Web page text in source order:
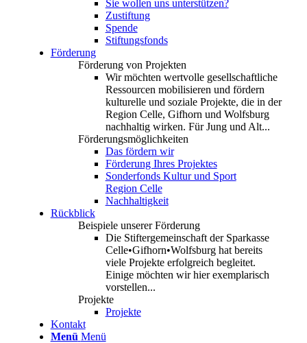
Sie wollen uns unterstützen?
Zustiftung
Spende
Stiftungsfonds
Förderung
Förderung von Projekten
Wir möchten wertvolle gesellschaftliche
Ressourcen mobilisieren und fördern
kulturelle und soziale Projekte, die in der
Region Celle, Gifhorn und Wolfsburg
nachhaltig wirken. Für Jung und Alt...
Förderungsmöglichkeiten
Das fördern wir
Förderung Ihres Projektes
Sonderfonds Kultur und Sport
Region Celle
Nachhaltigkeit
Rückblick
Beispiele unserer Förderung
Die Stiftergemeinschaft der Sparkasse
Celle•Gifhorn•Wolfsburg hat bereits
viele Projekte erfolgreich begleitet.
Einige möchten wir hier exemplarisch
vorstellen...
Projekte
Projekte
Kontakt
Menü Menü